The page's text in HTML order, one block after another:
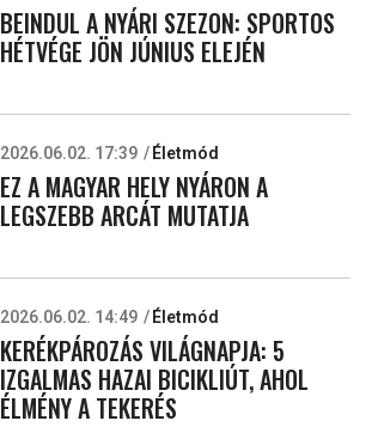
BEINDUL A NYÁRI SZEZON: SPORTOS
HÉTVÉGE JÖN JÚNIUS ELEJÉN
2026.06.02. 17:39 Életmód
EZ A MAGYAR HELY NYÁRON A
LEGSZEBB ARCÁT MUTATJA
2026.06.02. 14:49 Életmód
KERÉKPÁROZÁS VILÁGNAPJA: 5
IZGALMAS HAZAI BICIKLIÚT, AHOL
ÉLMÉNY A TEKERÉS